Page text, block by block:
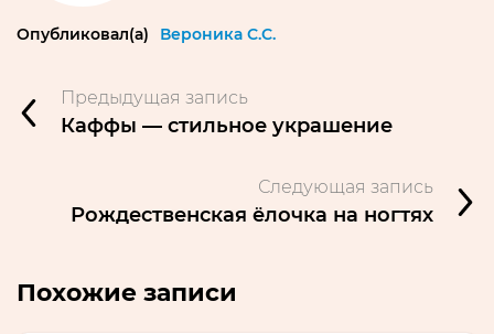
Опубликовал(а) Вероника С.С.
Предыдущая запись
Каффы — стильное украшение
Следующая запись
Рождественская ёлочка на ногтях
Похожие записи